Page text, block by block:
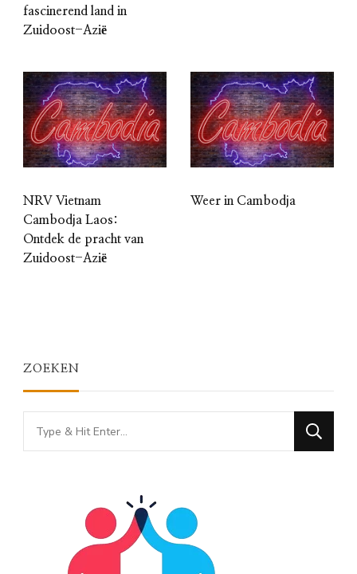
fascinerend land in
Zuidoost-Azië
NRV Vietnam
Cambodja Laos:
Ontdek de pracht van
Zuidoost-Azië
Weer in Cambodja
ZOEKEN
Looking
for